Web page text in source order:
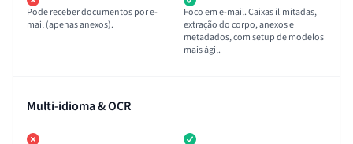
Pode receber documentos por e-
mail (apenas anexos).
Foco em e-mail. Caixas ilimitadas,
extração do corpo, anexos e
metadados, com setup de modelos
mais ágil.
Multi-idioma & OCR